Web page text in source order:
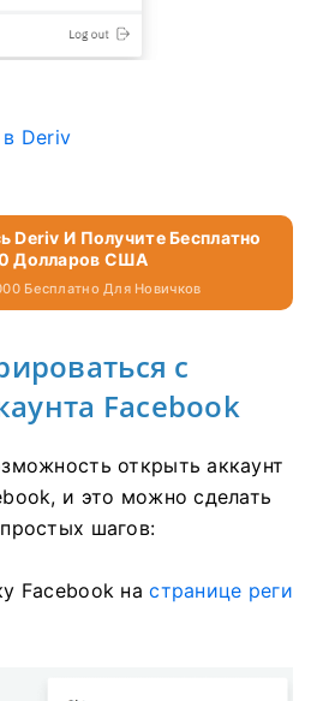
в Deriv
Deriv И Получите Бесплатно
Долларов США
Бесплатно Для Новичков
с
Facebook
открыть аккаунт
и это можно сделать
шагов:
Facebook настранице реги